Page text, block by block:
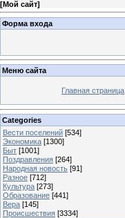
[Мой сайт]
Форма входа
Меню сайта
Главная страница
Categories
Вести поселений [534]
Экономика [1300]
Быт [1001]
Поздравления [264]
Народная новость [91]
Разное [712]
Культура [273]
Образование [441]
Вера [145]
Происшествия [3334]